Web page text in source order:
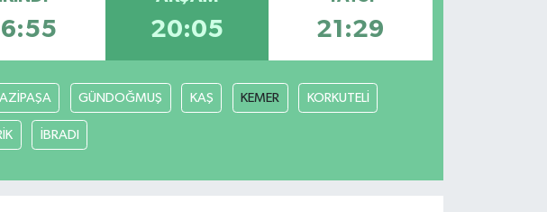
20:05 21:29
GÜNDOĞMUŞ KAŞ KEMER KORKUTELİ
İBRADI